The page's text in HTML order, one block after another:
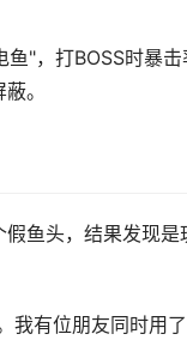
"，打BOSS时暴
。
鱼头，结果发现是
我有位朋友同时用